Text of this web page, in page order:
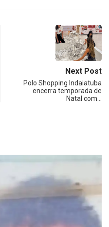
Next Post
Polo Shopping Indaiatuba
encerra temporada de
Natal com…